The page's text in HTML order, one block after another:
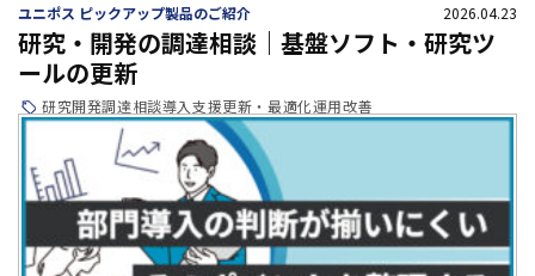
ユニポス ピックアップ製品のご紹介 2026.04.23
研究・開発の調達相談｜基盤ソフト・研究ツ
ールの更新
研究開発調達相談導入支援更新・最適化運用改善